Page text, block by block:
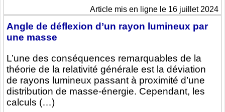
Article mis en ligne le 16 juillet 2024
Angle de déflexion d’un rayon lumineux par
une masse
L’une des conséquences remarquables de la
théorie de la relativité générale est la déviation
de rayons lumineux passant à proximité d’une
distribution de masse-énergie. Cependant, les
calculs (…)